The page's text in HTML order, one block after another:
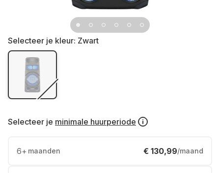
Selecteer je kleur: Zwart
Selecteer je minimale huurperiode
6+ maanden € 130,99/maand